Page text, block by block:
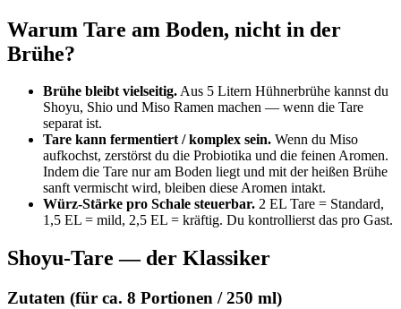
Warum Tare am Boden, nicht in der
Brühe?
Brühe bleibt vielseitig.Aus 5 Litern Hühnerbrühe kannst du
Shoyu, Shio und Miso Ramen machen — wenn die Tare
separat ist.
Tare kann fermentiert / komplex sein. Wenn du Miso
aufkochst, zerstörst du die Probiotika und die feinen Aromen.
Indem die Tare nur am Boden liegt und mit der heißen Brühe
sanft vermischt wird, bleiben diese Aromen intakt.
Würz-Stärke pro Schale steuerbar. 2 EL Tare = Standard,
1,5 EL = mild, 2,5 EL = kräftig. Du kontrollierst das pro Gast.
Shoyu-Tare — der Klassiker
Zutaten (für ca. 8 Portionen / 250 ml)